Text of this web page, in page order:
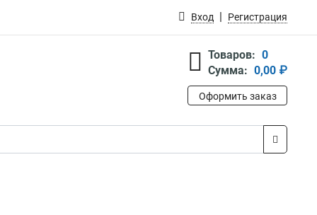
Вход Регистрация
Товаров: 0
Сумма: 0,00 ₽
Оформить заказ